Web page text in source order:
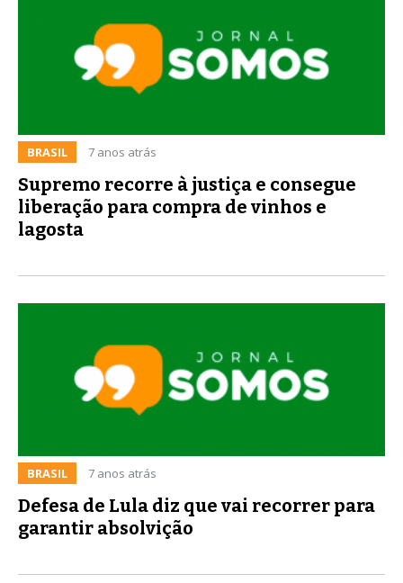
BRASIL 7 anos atrás
Supremo recorre à justiça e consegue
liberação para compra de vinhos e
lagosta
BRASIL 7 anos atrás
Defesa de Lula diz que vai recorrer para
garantir absolvição